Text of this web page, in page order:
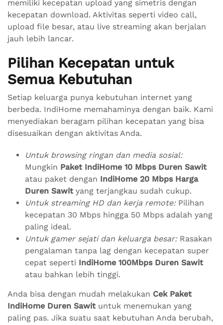
memiliki kecepatan upload yang simetris dengan
kecepatan download. Aktivitas seperti video call,
upload file besar, atau live streaming akan berjalan
jauh lebih lancar.
Pilihan Kecepatan untuk
Semua Kebutuhan
Setiap keluarga punya kebutuhan internet yang
berbeda. IndiHome memahaminya dengan baik. Kami
menyediakan beragam pilihan kecepatan yang bisa
disesuaikan dengan aktivitas Anda.
Untuk browsing ringan dan media sosial:
Mungkin Paket IndiHome 10 Mbps Duren Sawit
atau paket dengan IndiHome 20 Mbps Harga
Duren Sawit yang terjangkau sudah cukup.
Untuk streaming HD dan kerja remote:Pilihan
kecepatan 30 Mbps hingga 50 Mbps adalah yang
paling ideal.
Untuk gamer sejati dan keluarga besar:Rasakan
pengalaman tanpa lag dengan kecepatan super
cepat seperti IndiHome 100Mbps Duren Sawit
atau bahkan lebih tinggi.
Anda bisa dengan mudah melakukan Cek Paket
IndiHome Duren Sawit untuk menemukan yang
paling pas. Jika suatu saat kebutuhan Anda berubah,